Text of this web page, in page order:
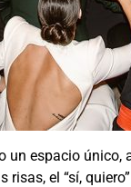
espacio
risas, el “sí,